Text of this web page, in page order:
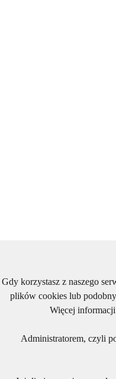
Gdy korzystasz z naszego
plików cookies lub
Więcej
Administratorem, czyli